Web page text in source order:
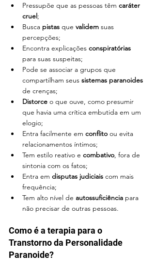
Pressupõe que as pessoas têm caráter
cruel;
Busca pistas que validem suas
percepções;
Encontra explicações conspiratórias
para suas suspeitas;
Pode se associar a grupos que
compartilham seus sistemas paranoides
de crenças;
Distorce o que ouve, como presumir
que havia uma crítica embutida em um
elogio;
Entra facilmente em conflito ou evita
relacionamentos íntimos;
Tem estilo reativo e combativo, fora de
sintonia com os fatos;
Entra em disputas judiciais com mais
frequência;
Tem alto nível de autossuficiência para
não precisar de outras pessoas.
Como é a terapia para o
Transtorno da Personalidade
Paranoide?